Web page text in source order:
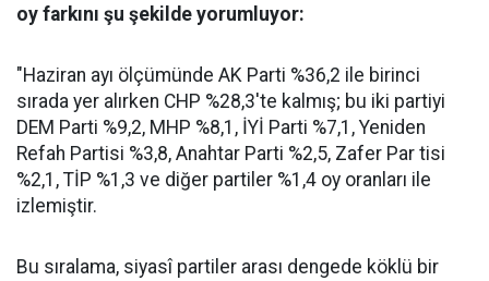
oy farkını şu şekilde yorumluyor:
"Haziran ayı ölçümünde AK Parti %36,2 ile birinci
sırada yer alırken CHP %28,3'te kalmış; bu iki partiyi
DEM Parti %9,2, MHP %8,1, İYİ Parti %7,1, Yeniden
Refah Partisi %3,8, Anahtar Parti %2,5, Zafer Par tisi
%2,1, TİP %1,3 ve diğer partiler %1,4 oy oranları ile
izlemiştir.
Bu sıralama, siyasî partiler arası dengede köklü bir